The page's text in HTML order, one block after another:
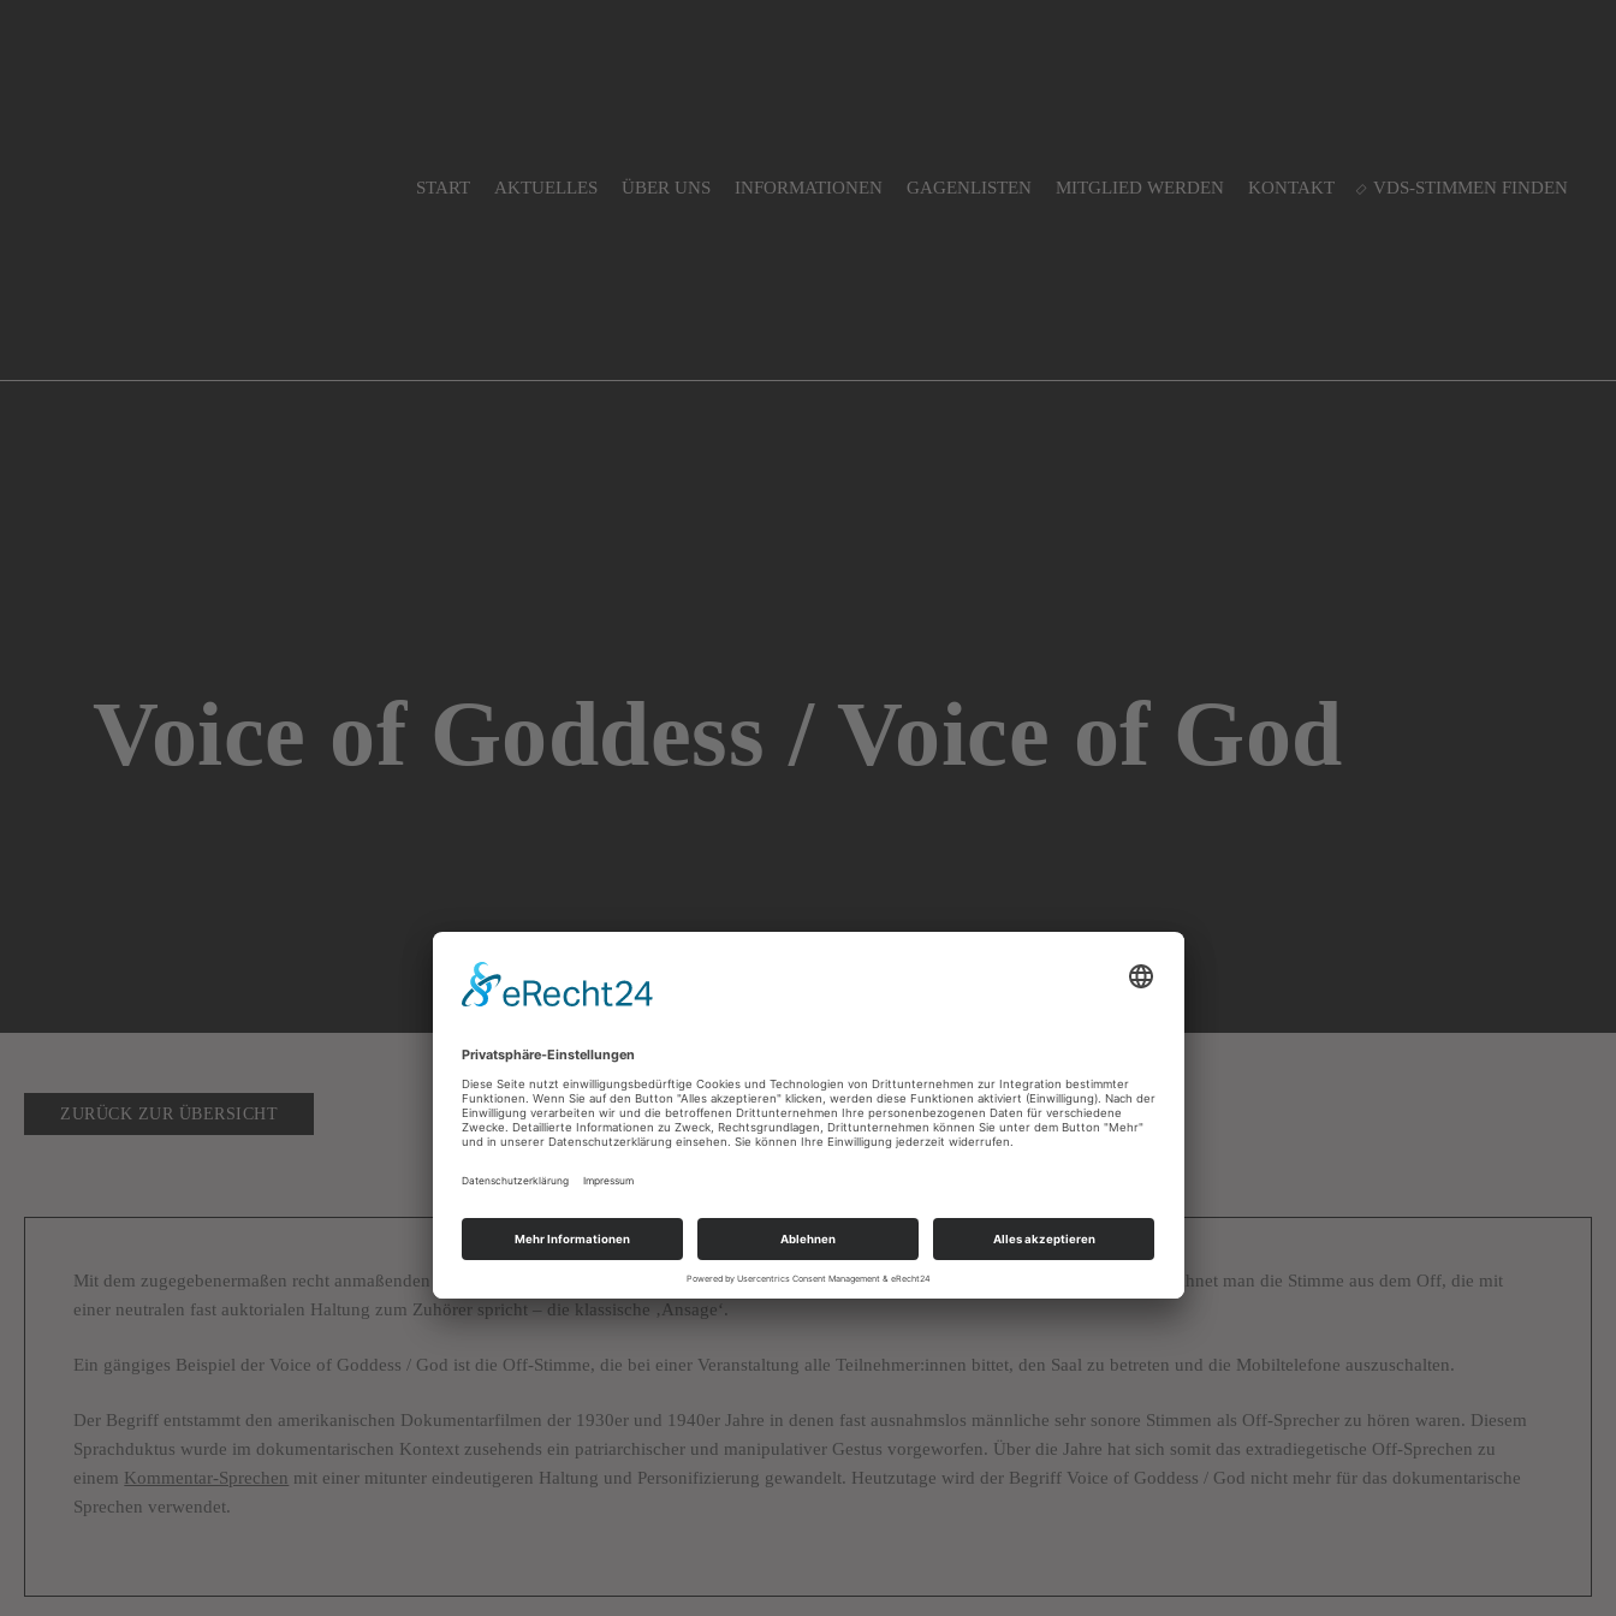
START AKTUELLES ÜBER UNS INFORMATIONEN GAGENLISTEN MITGLIED WERDEN KONTAKT VDS-STIMMEN FINDEN
Voice of Goddess / Voice of God
ZURÜCK ZUR ÜBERSICHT
Mit dem zugegebenermaßen recht anmaßenden Begriff „Voice of God“ bzw. in der gegenderten Form noch erhabeneren „Voice of Goddess“ bezeichnet man die Stimme aus dem Off, die mit
einer neutralen fast auktorialen Haltung zum Zuhörer spricht – die klassische ‚Ansage‘.
Ein gängiges Beispiel der Voice of Goddess / God ist die Off-Stimme, die bei einer Veranstaltung alle Teilnehmer:innen bittet, den Saal zu betreten und die Mobiltelefone auszuschalten.
Der Begriff entstammt den amerikanischen Dokumentarfilmen der 1930er und 1940er Jahre in denen fast ausnahmslos männliche sehr sonore Stimmen als Off-Sprecher zu hören waren. Diesem
Sprachduktus wurde im dokumentarischen Kontext zusehends ein patriarchischer und manipulativer Gestus vorgeworfen. Über die Jahre hat sich somit das extradiegetische Off-Sprechen zu
einem Kommentar-Sprechen mit einer mitunter eindeutigeren Haltung und Personifizierung gewandelt. Heutzutage wird der Begriff Voice of Goddess / God nicht mehr für das dokumentarische
Sprechen verwendet.